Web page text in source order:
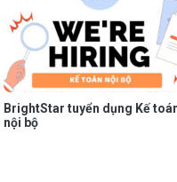
BrightStar tuyển dụng Kế
nội bộ